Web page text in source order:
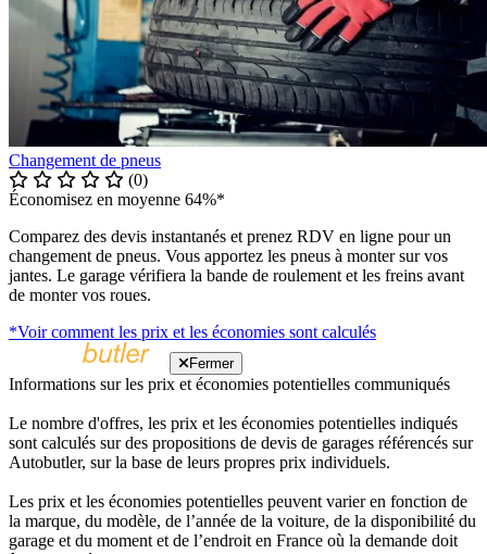
Changement de pneus
(0)
Économisez en moyenne 64%*
Comparez des devis instantanés et prenez RDV en ligne pour un
changement de pneus. Vous apportez les pneus à monter sur vos
jantes. Le garage vérifiera la bande de roulement et les freins avant
de monter vos roues.
*Voir comment les prix et les économies sont calculés
Fermer
Informations sur les prix et économies potentielles communiqués
Le nombre d'offres, les prix et les économies potentielles indiqués
sont calculés sur des propositions de devis de garages référencés sur
Autobutler, sur la base de leurs propres prix individuels.
Les prix et les économies potentielles peuvent varier en fonction de
la marque, du modèle, de l’année de la voiture, de la disponibilité du
garage et du moment et de l’endroit en France où la demande doit